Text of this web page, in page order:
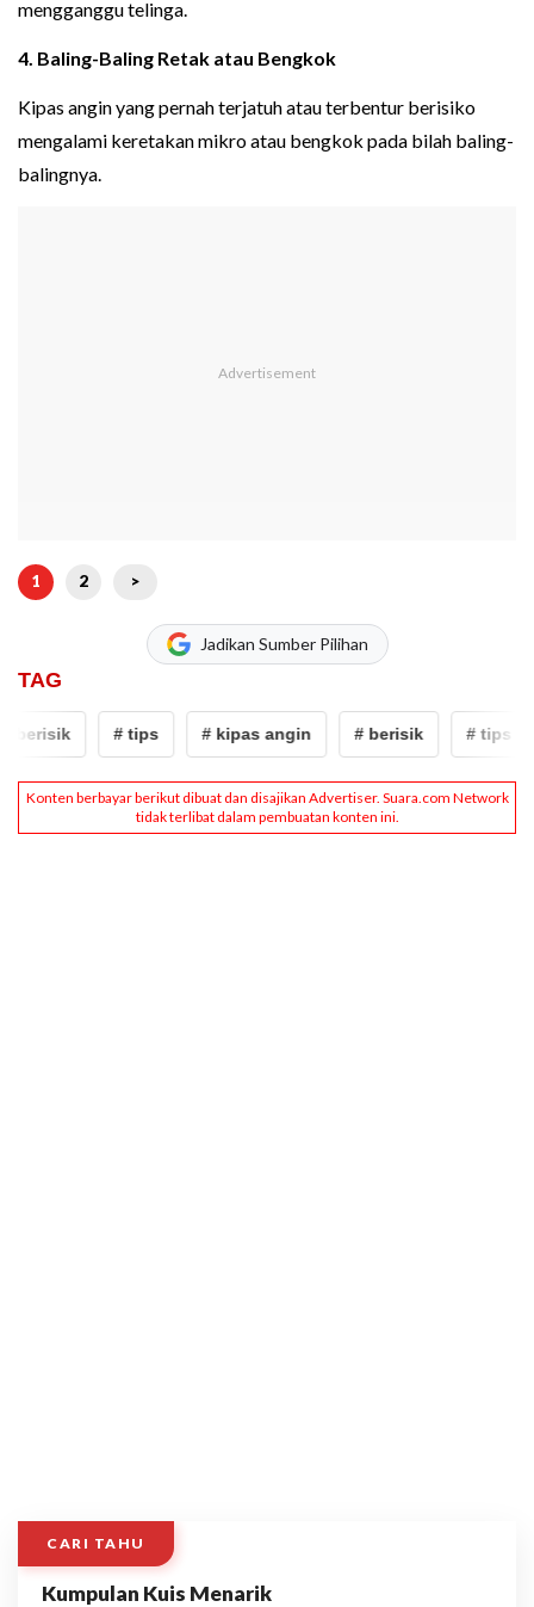
mengganggu telinga.
4. Baling-Baling Retak atau Bengkok
Kipas angin yang pernah terjatuh atau terbentur berisiko
mengalami keretakan mikro atau bengkok pada bilah baling-
balingnya.
1 2 >
Jadikan Sumber Pilihan
TAG
berisik # tips # kipas angin # berisik # tips
CARI TAHU
Kumpulan Kuis Menarik